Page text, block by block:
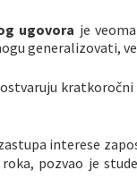
ugovora je
generalizovati,
ostvaruju kratkoročni
interese
pozvao je